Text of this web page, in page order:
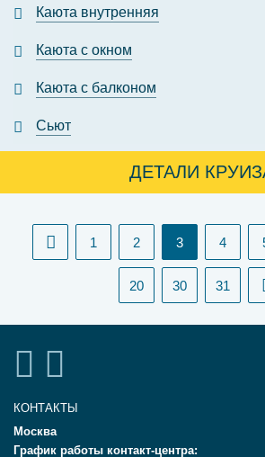
Каюта внутренняя
Каюта с окном
Каюта с балконом
Сьют
ДЕТАЛИ
1 2 3(current)
4
20 30 31
КОНТАКТЫ
Москва
График работы контакт-центра: